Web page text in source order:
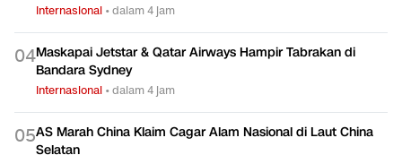
Internasional •dalam 4 jam
04Maskapai Jetstar & Qatar Airways Hampir Tabrakan di
Bandara Sydney
Internasional •dalam 4 jam
05AS Marah China Klaim Cagar Alam Nasional di Laut China
Selatan